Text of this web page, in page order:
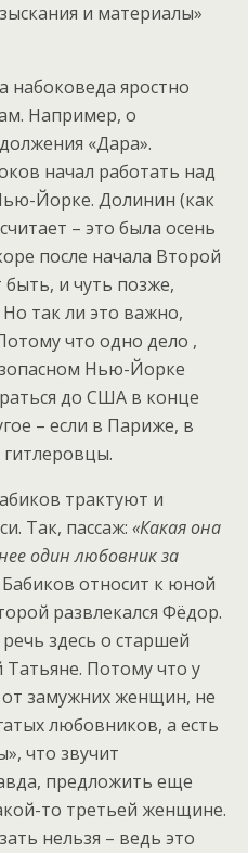
и материалы»
набоковеда яростно
Например, о
«Дара».
начал работать над
Йорке. Долинин (как
– это была осень
после начала Второй
и чуть позже,
так ли это важно,
что одно дело ,
Нью-Йорке
до США в конце
– если в Париже, в
трактуют и
Так, пассаж: «Какая она
один любовник за
относит к юной
развлекался Фёдор.
здесь о старшей
Потому что у
от замужних женщин, не
любовников, а есть
что звучит
предложить еще
то третьей женщине.
нельзя – ведь это